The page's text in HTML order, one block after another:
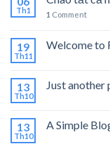
Th1 1 Comment
19
Th11
Welcome to
13
Th10
Just
13
Th10
A Simple